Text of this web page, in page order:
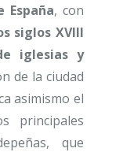
España, con
siglos XVIII
iglesias y
de la ciudad
asimismo el
principales
que